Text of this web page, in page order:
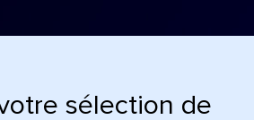
sélection de